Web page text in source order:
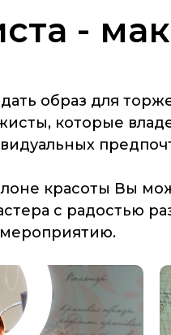
-
образ для
которые
красоты Вы
с радостью